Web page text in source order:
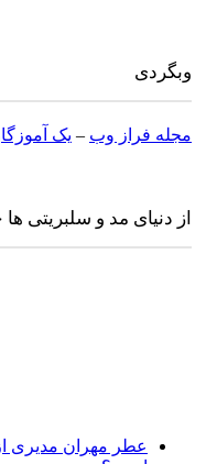
وبگردی
مجله فراز وب– یک
از دنیای مد و سلبریتی ها
عطر مهران مدیری